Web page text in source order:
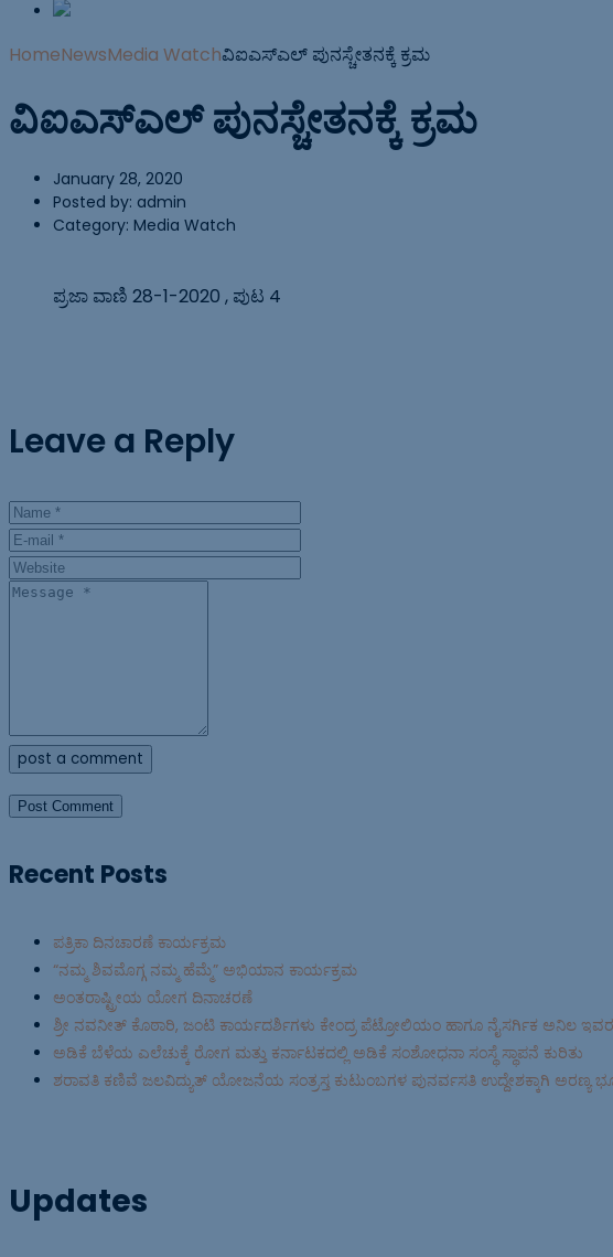
HomeNewsMedia Watchವಿಐಎಸ್ಎಲ್ ಪುನಸ್ಚೇತನಕ್ಕೆ ಕ್ರಮ
ವಿಐಎಸ್ಎಲ್ ಪುನಸ್ಚೇತನಕ್ಕೆ ಕ್ರಮ
January 28, 2020
Posted by: admin
Category: Media Watch
ಪ್ರಜಾ ವಾಣಿ 28-1-2020 , ಪುಟ 4
Leave a Reply
post a comment
Recent Posts
ಪತ್ರಿಕಾ ದಿನಚಾರಣೆ ಕಾರ್ಯಕ್ರಮ
“ನಮ್ಮ ಶಿವಮೊಗ್ಗ ನಮ್ಮ ಹೆಮ್ಮೆ” ಅಭಿಯಾನ ಕಾರ್ಯಕ್ರಮ
ಅಂತರಾಷ್ಟ್ರೀಯ ಯೋಗ ದಿನಾಚರಣೆ
ಶ್ರೀ ನವನೀತ್ ಕೊಠಾರಿ, ಜಂಟಿ ಕಾರ್ಯದರ್ಶಿಗಳು ಕೇಂದ್ರ ಪೆಟ್ರೋಲಿಯಂ ಹಾಗೂ ನೈಸರ್ಗಿಕ ಅನಿಲ
ಅಡಿಕೆ ಬೆಳೆಯ ಎಲೆಚುಕ್ಕೆ ರೋಗ ಮತ್ತು ಕರ್ನಾಟಕದಲ್ಲಿ ಅಡಿಕೆ ಸಂಶೋಧನಾ ಸಂಸ್ಥೆ ಸ್ಥಾಪನೆ ಕುರಿತು
ಶರಾವತಿ ಕಣಿವೆ ಜಲವಿದ್ಯುತ್ ಯೋಜನೆಯ ಸಂತ್ರಸ್ತ ಕುಟುಂಬಗಳ ಪುನರ್ವಸತಿ ಉದ್ದೇಶಕ್ಕಾಗಿ
Updates